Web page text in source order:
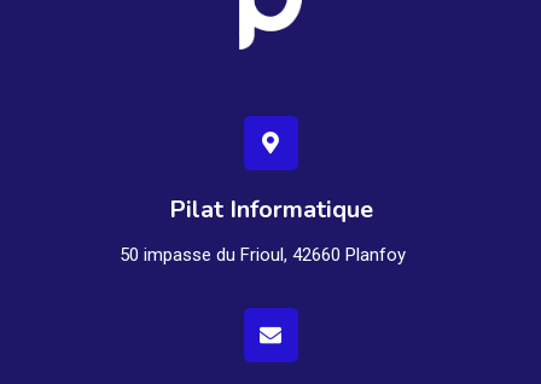
Pilat Informatique
50 impasse du Frioul, 42660 Planfoy